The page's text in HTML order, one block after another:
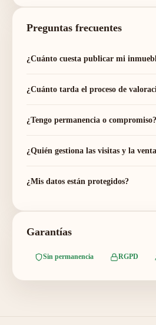
Preguntas frecuentes
¿Cuánto cuesta publicar mi
¿Cuánto tarda el proceso de
¿Tengo permanencia o compromiso?
¿Quién gestiona las visitas y la
¿Mis datos están protegidos?
Garantías
Sin permanencia RGPD